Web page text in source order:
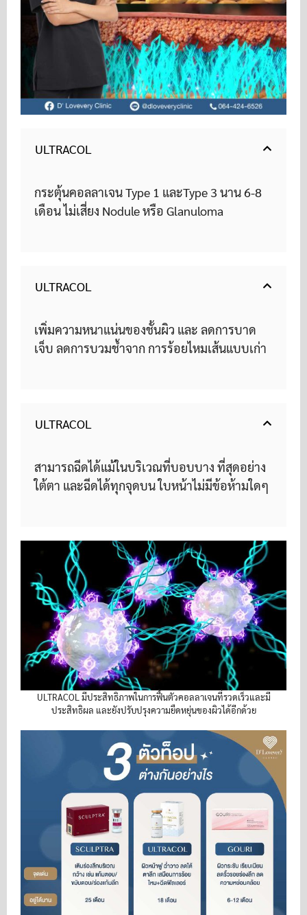
ULTRACOL
กระตุ้นคอลลาเจน Type 1 และType 3 นาน 6-8
เดือน ไม่เสี่ยง Nodule หรือ Glanuloma
ULTRACOL
เพิ่มความหนาแน่นของชั้นผิว และ ลดการบาด
เจ็บ ลดการบวมช้ําจาก การร้อยไหมเส้นแบบเก่า
ULTRACOL
สามารถฉีดได้แม้ในบริเวณที่บอบบาง ที่สุดอย่าง
ใต้ตา และฉีดได้ทุกจุดบน ใบหน้าไม่มีข้อห้ามใดๆ
ULTRACOL มีประสิทธิภาพในการฟื้นตัวคอลลาเจนที่รวดเร็วและมี
ประสิทธิผล และยังปรับปรุงความยืดหยุ่นของผิวได้อีกด้วย